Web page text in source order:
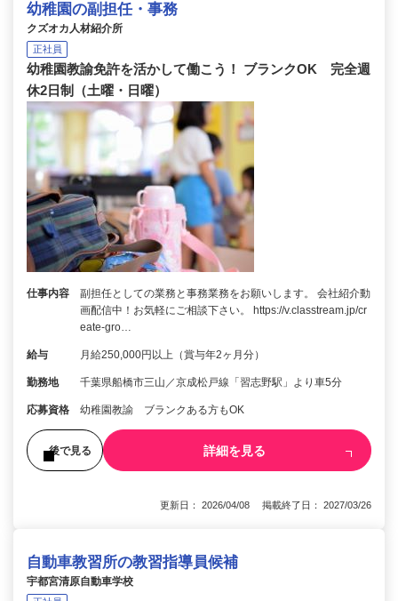
幼稚園の副担任・事務
クズオカ人材紹介所
正社員
幼稚園教諭免許を活かして働こう！ ブランクOK 完全週
休2日制（土曜・日曜）
仕事内容
副担任としての業務と事務業務をお願いします。 会社紹介動
画配信中！お気軽にご相談下さい。 https://v.classtream.jp/cr
eate-gro…
給与 月給250,000円以上（賞与年2ヶ月分）
勤務地 千葉県船橋市三山／京成松戸線「習志野駅」より車5分
応募資格 幼稚園教諭 ブランクある方もOK
後で見る 詳細を見る
更新日： 2026/04/08 掲載終了日： 2027/03/26
自動車教習所の教習指導員候補
宇都宮清原自動車学校